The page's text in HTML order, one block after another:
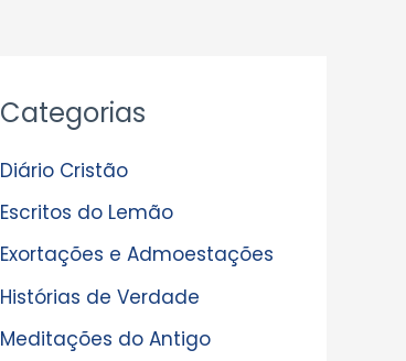
Categorias
Diário Cristão
Escritos do Lemão
Exortações e Admoestações
Histórias de Verdade
Meditações do Antigo
r
u
i
v
o
s